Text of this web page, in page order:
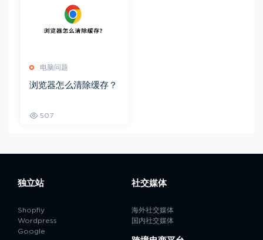
电脑问题
浏览器怎么清除缓存？
507
独立站
Shopfiy
Wordpress
Google
社交媒体
海外社交媒体
国内社交媒体